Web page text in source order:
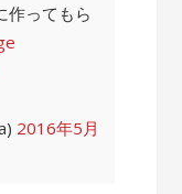
作ってもら
2016年5月